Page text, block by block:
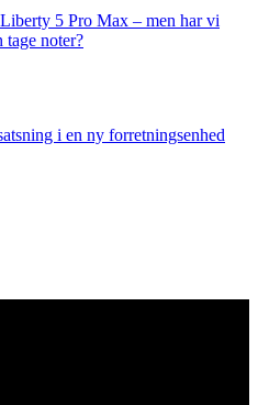
5 Pro Max – men har vi
tage noter?
i en ny forretningsenhed